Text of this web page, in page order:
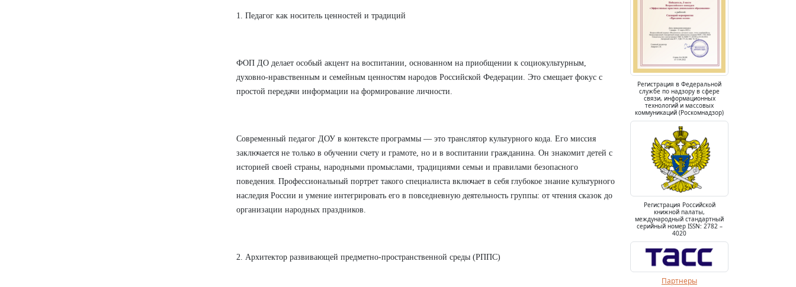
1. Педагог как носитель ценностей и традиций
ФОП ДО делает особый акцент на воспитании, основанном на приобщении к социокультурным,
духовно-нравственным и семейным ценностям народов Российской Федерации. Это смещает фокус с
простой передачи информации на формирование личности.
Современный педагог ДОУ в контексте программы — это транслятор культурного кода. Его миссия
заключается не только в обучении счету и грамоте, но и в воспитании гражданина. Он знакомит детей с
историей своей страны, народными промыслами, традициями семьи и правилами безопасного
поведения. Профессиональный портрет такого специалиста включает в себя глубокое знание культурного
наследия России и умение интегрировать его в повседневную деятельность группы: от чтения сказок до
организации народных праздников.
2. Архитектор развивающей предметно-пространственной среды (РППС)
Регистрация в Федеральной
службе по надзору в сфере
связи, информационных
технологий и массовых
коммуникаций (Роскомнадзор)
Регистрация Российской
книжной палаты,
международный стандартный
серийный номер ISSN: 2782 –
4020
Партнеры